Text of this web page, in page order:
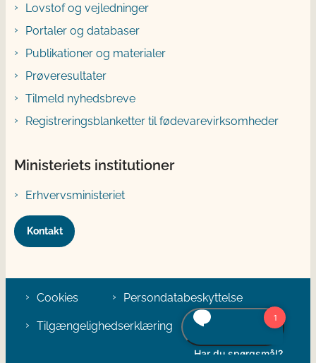
Lovstof og vejledninger
Portaler og databaser
Publikationer og materialer
Prøveresultater
Tilmeld nyhedsbreve
Registreringsblanketter til fødevarevirksomheder
Ministeriets institutioner
Erhvervsministeriet
Kontakt
Cookies Persondatabeskyttelse
Tilgængelighedserklæring